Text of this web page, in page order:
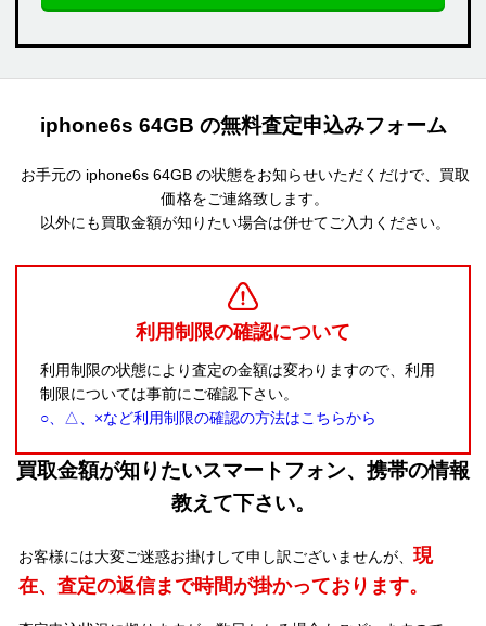
iphone6s 64GB の無料査定申込みフォーム
お手元の iphone6s 64GB の状態をお知らせいただくだけで、買取
価格をご連絡致します。
以外にも買取金額が知りたい場合は併せてご入力ください。
利用制限の確認について
利用制限の状態により査定の金額は変わりますので、利用
制限については事前にご確認下さい。
○、△、×など利用制限の確認の方法はこちらから
買取金額が知りたいスマートフォン、携帯の情報
教えて下さい。
お客様には大変ご迷惑お掛けして申し訳ございませんが、 現
在、査定の返信まで時間が掛かっております。